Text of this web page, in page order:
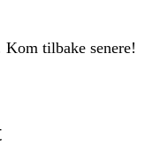
tilbake senere!